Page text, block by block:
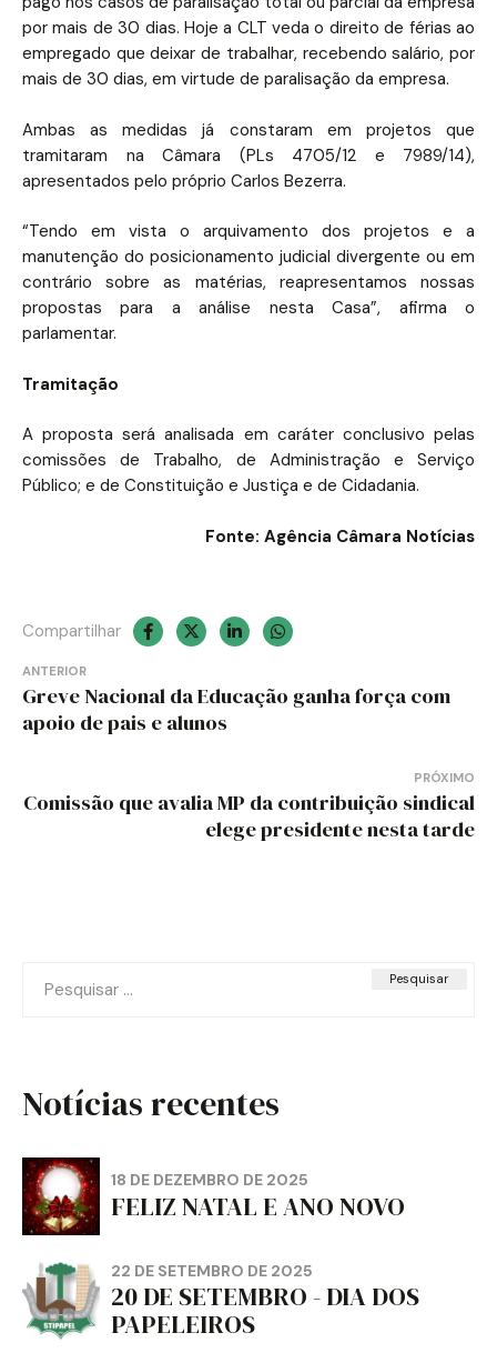
por mais de 30 dias. Hoje a CLT veda o direito de férias ao
empregado que deixar de trabalhar, recebendo salário, por
mais de 30 dias, em virtude de paralisação da empresa.
Ambas as medidas já constaram em projetos que
tramitaram na Câmara (PLs 4705/12 e 7989/14),
apresentados pelo próprio Carlos Bezerra.
“Tendo em vista o arquivamento dos projetos e a
manutenção do posicionamento judicial divergente ou em
contrário sobre as matérias, reapresentamos nossas
propostas para a análise nesta Casa”, afirma o
parlamentar.
Tramitação
A proposta será analisada em caráter conclusivo pelas
comissões de Trabalho, de Administração e Serviço
Público; e de Constituição e Justiça e de Cidadania.
Fonte: Agência Câmara Notícias
Compartilhar
Navegação
de
ANTERIOR
Greve Nacional da Educação ganha força com
apoio de pais e alunos
PRÓXIMO
Comissão que avalia MP da contribuição sindical
elege presidente nesta tarde
por:
Notícias recentes
18 DE DEZEMBRO DE 2025
FELIZ NATAL E ANO NOVO
22 DE SETEMBRO DE 2025
20 DE SETEMBRO - DIA DOS
PAPELEIROS